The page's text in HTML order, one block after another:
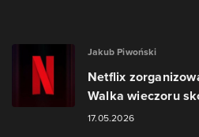
Jakub Piwoński
Netflix
Walka wieczoru
17.05.2026